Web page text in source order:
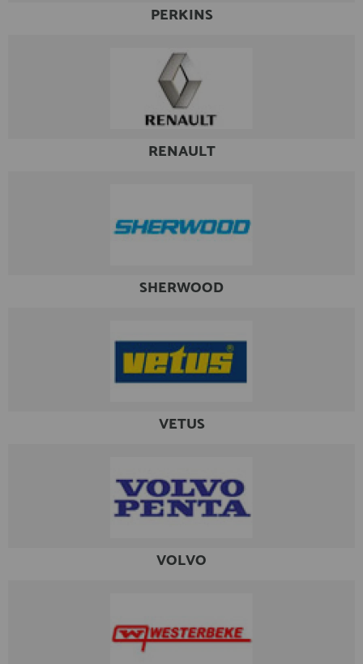
PERKINS
RENAULT
SHERWOOD
VETUS
VOLVO